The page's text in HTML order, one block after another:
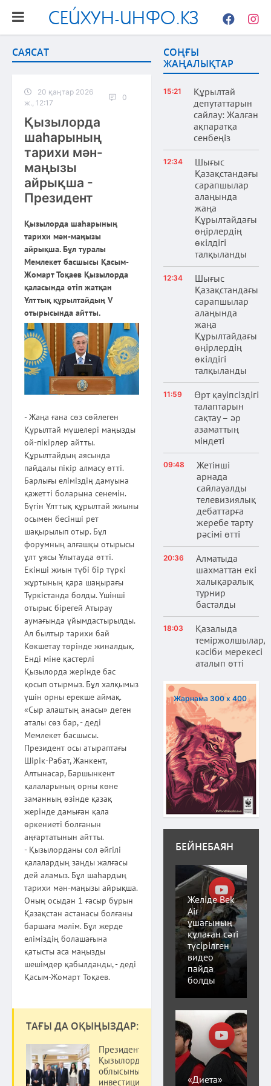
СЕЙХУН-ИНФО.КЗ
Facebook
САЯСАТ
20 қаңтар 2026
ж., 12:17
0
Қызылорда
шаһарының
тарихи мән-
маңызы
айрықша -
Президент
Қызылорда шаһарының
тарихи мән-маңызы
айрықша. Бұл туралы
Мемлекет басшысы Қасым-
Жомарт Тоқаев Қызылорда
қаласында өтіп жатқан
Ұлттық құрылтайдың V
отырысында айтты.
- Жаңа ғана сөз сөйлеген
Құрылтай мүшелері маңызды
ой-пікірлер айтты.
Құрылтайдың аясында
пайдалы пікір алмасу өтті.
Барлығы еліміздің дамуына
қажетті боларына сенемін.
Бүгін Ұлттық құрылтай жиыны
осымен бесінші рет
шақырылып отыр. Бұл
форумның алғашқы отырысы
ұлт ұясы Ұлытауда өтті.
Екінші жиын түбі бір түркі
жұртының қара шаңырағы
Түркістанда болды. Үшінші
отырыс бірегей Атырау
аумағында ұйымдастырылды.
Ал былтыр тарихи бай
Көкшетау төрінде жиналдық.
Енді міне қастерлі
Қызылорда жерінде бас
қосып отырмыз. Бұл халқымыз
үшін орны ерекше аймақ.
«Сыр алаштың анасы» деген
аталы сөз бар, - деді
Мемлекет басшысы.
Президент осы атыраптағы
Шірік-Рабат, Жанкент,
Алтынасар, Баршынкент
қалаларының орны көне
заманның өзінде қазақ
жерінде дамыған қала
өркениеті болғанын
аңғартатынын айтты.
- Қызылорданы сол әйгілі
қалалардың заңды жалғасы
дей аламыз. Бұл шаһардың
тарихи мән-маңызы айрықша.
Оның осыдан 1 ғасыр бұрын
Қазақстан астанасы болғаны
баршаға мәлім. Бұл жерде
еліміздің болашағына
қатысты аса маңызды
шешімдер қабылданды, - деді
Қасым-Жомарт Тоқаев.
ТАҒЫ ДА ОҚЫҢЫЗДАР:
Президентке
Қызылорда
облысының
инвестициялық
СОҢҒЫ
ЖАҢАЛЫҚТАР
15:21
Құрылтай
депутаттарын
сайлау: Жалған
ақпаратқа
сенбеңіз
12:34
Шығыс
Қазақстандағы
сарапшылар
алаңында
жаңа
Құрылтайдағы
өңірлердің
өкілдігі
талқыланды
12:34
Шығыс
Қазақстандағы
сарапшылар
алаңында
жаңа
Құрылтайдағы
өңірлердің
өкілдігі
талқыланды
11:59
Өрт қауіпсіздігі
талаптарын
сақтау – әр
азаматтың
міндеті
09:48
Жетінші
арнада
сайлауалды
телевизиялық
дебаттарға
жеребе тарту
рәсімі өтті
20:36
Алматыда
шахматтан екі
халықаралық
турнир
басталды
18:03
Қазалыда
кәсіби мерекесі
аталып өтті
Жарнама 300 х 400
БЕЙНЕБАЯН
Желіде Bek
Air
ұшағының
құлаған сәті
түсірілген
видео
пайда
болды
«Диета»